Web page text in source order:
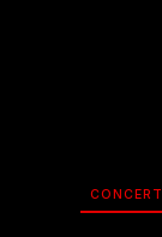
CONCERT